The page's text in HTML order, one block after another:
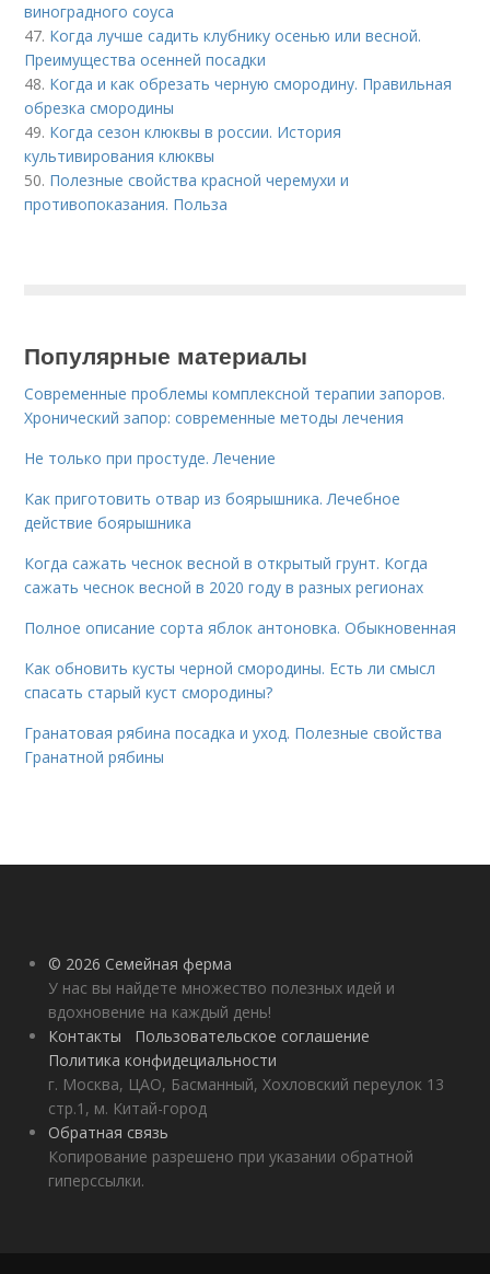
виноградного соуса
47. Когда лучше садить клубнику осенью или весной.
Преимущества осенней посадки
48. Когда и как обрезать черную смородину. Правильная
обрезка смородины
49. Когда сезон клюквы в россии. История
культивирования клюквы
50. Полезные свойства красной черемухи и
противопоказания. Польза
Популярные материалы
Современные проблемы комплексной терапии запоров.
Хронический запор: современные методы лечения
Не только при простуде. Лечение
Как приготовить отвар из боярышника. Лечебное
действие боярышника
Когда сажать чеснок весной в открытый грунт. Когда
сажать чеснок весной в 2020 году в разных регионах
Полное описание сорта яблок антоновка. Обыкновенная
Как обновить кусты черной смородины. Есть ли смысл
спасать старый куст смородины?
Гранатовая рябина посадка и уход. Полезные свойства
Гранатной рябины
© 2026 Семейная ферма
У нас вы найдете множество полезных идей и
вдохновение на каждый день!
Контакты
Пользовательское соглашение
Политика конфидециальности
г. Москва, ЦАО, Басманный, Хохловский переулок 13
стр.1, м. Китай-город
Обратная связь
Копирование разрешено при указании обратной
гиперссылки.